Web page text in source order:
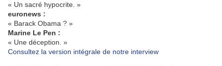
« Un sacré hypocrite. »
euronews :
« Barack Obama ? »
Marine Le Pen :
« Une déception. »
Consultez la version intégrale de notre interview